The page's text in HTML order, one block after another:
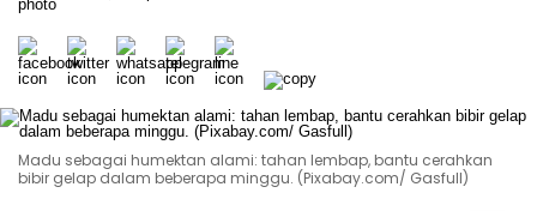
Madu sebagai humektan alami: tahan lembap, bantu cerahkan
bibir gelap dalam beberapa minggu. (Pixabay.com/ Gasfull)